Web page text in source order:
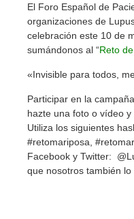
El Foro Español de
organizaciones de
celebración este 10 de
sumándonos al “Reto
«Invisible para todos,
Participar en la
hazte una foto o vídeo y
Utiliza los siguientes
#retomariposa,
Facebook y Twitter:
que nosotros también lo